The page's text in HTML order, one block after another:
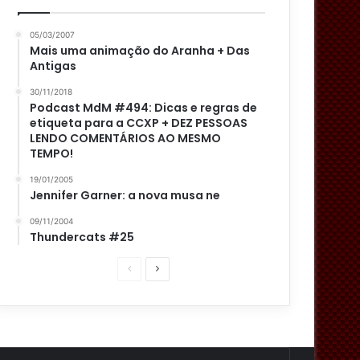
05/03/2007
Mais uma animação do Aranha + Das
Antigas
30/11/2018
Podcast MdM #494: Dicas e regras de
etiqueta para a CCXP + DEZ PESSOAS
LENDO COMENTÁRIOS AO MESMO
TEMPO!
19/01/2005
Jennifer Garner: a nova musa ne
09/11/2004
Thundercats #25